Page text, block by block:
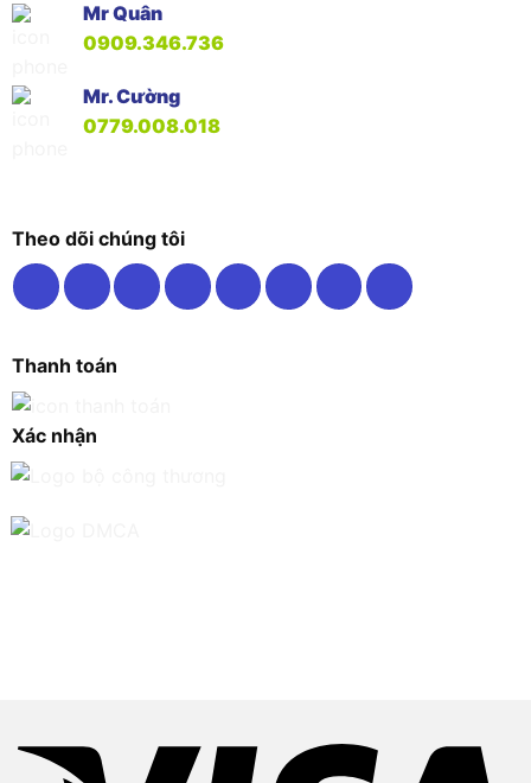
Mr Quân
0909.346.736
Mr. Cường
0779.008.018
Theo dõi chúng tôi
Thanh toán
Xác nhận